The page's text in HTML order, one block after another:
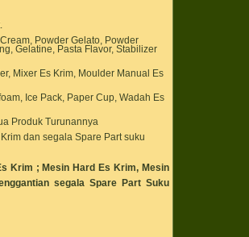
Powder Gelato, Powder
Gelatine, Pasta Flavor, Stabilizer
Mixer Es Krim, Moulder Manual Es
Ice Pack, Paper Cup, Wadah Es
Produk Turunannya
dan segala Spare Part suku
Krim ; Mesin Hard Es Krim, Mesin
segala Spare Part Suku